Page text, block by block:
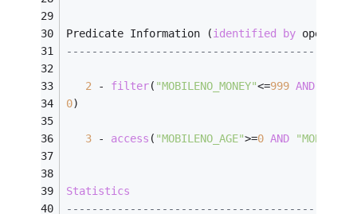
Predicate Information (identified by
2 - filter( "MOBILENO_MONEY"<=999 AND
0)
3 - access ( "MOBILENO_AGE">=0 AND
Statistics